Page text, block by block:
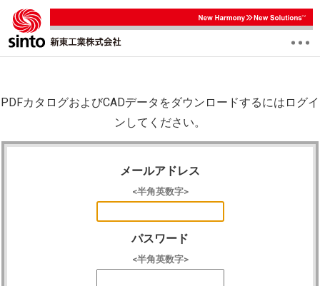
PDFカタログおよびCADデータをダウンロードするにはログイ
ンしてください。
メールアドレス
<半角英数字>
パスワード
<半角英数字>